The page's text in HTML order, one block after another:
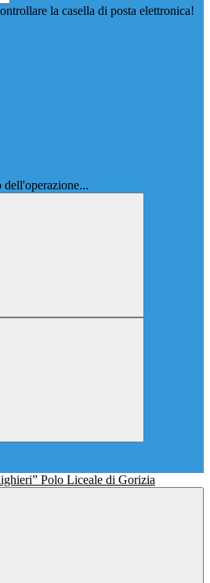
la casella di posta elettronica!
dell'operazione...